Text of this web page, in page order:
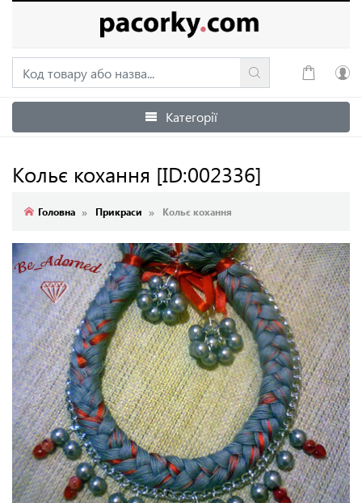
Увійти
Категорії
Кольє кохання [ID:002336]
Головна Прикраси Кольє кохання